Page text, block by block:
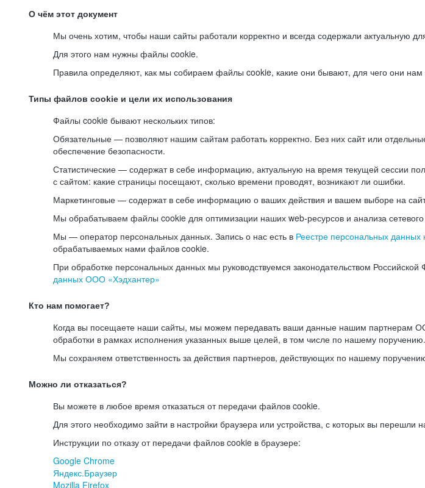
О чём этот документ
Мы очень хотим, чтобы наши сайты работали корректно и всегда содержали актуальную
Для этого нам нужны файлы cookie.
Правила определяют, как мы собираем файлы cookie, какие они бывают, для чего они нам
Типы файлов cookie и цели их использования
Файлы cookie бывают нескольких типов:
Обязательные — позволяют нашим сайтам работать корректно. Без них сайт или
обеспечение безопасности.
Статистические — содержат в себе информацию, актуальную на время текущей сессии
с сайтом: какие страницы посещают, сколько времени проводят, возникают ли ошибки.
Маркетинговые — содержат в себе информацию о ваших действия и вашем выборе на
Мы обрабатываем файлы cookie для оптимизации наших web-ресурсов и анализа
Мы — оператор персональных данных. Запись о нас есть в Реестре персональных данных
обрабатываемых нами файлов cookie.
При обработке персональных данных мы руководствуемся законодательством Российской
данных ООО «Хэдхантер»
Кто нам помогает?
Когда вы посещаете наши сайты, мы можем передавать ваши данные нашим
обработки в рамках исполнения указанных выше целей, в том числе по нашему поручению.
Мы сохраняем ответственность за действия партнеров, действующих по нашему
Можно ли отказаться?
Вы можете в любое время отказаться от передачи файлов cookie.
Для этого необходимо зайти в настройки браузера или устройства, с которых вы
Инструкции по отказу от передачи файлов cookie в браузере:
Google Chrome
Яндекс.Браузер
Mozilla Firefox